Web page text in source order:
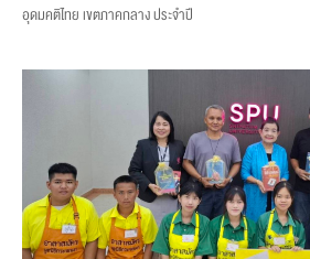
อุดมคติไทย เขตภาคกลาง ประจำปี